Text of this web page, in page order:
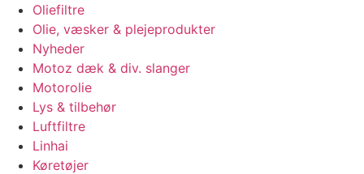
Oliefiltre
Olie, væsker & plejeprodukter
Nyheder
Motoz dæk & div. slanger
Motorolie
Lys & tilbehør
Luftfiltre
Linhai
Køretøjer